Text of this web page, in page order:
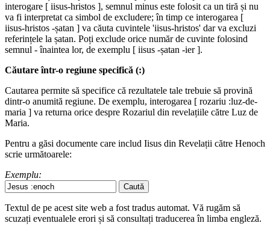
interogare [ iisus-hristos ], semnul minus este folosit ca un tiră și nu
va fi interpretat ca simbol de excludere; în timp ce interogarea [
iisus-hristos -șatan ] va căuta cuvintele 'iisus-hristos' dar va excluzi
referințele la șatan. Poți exclude orice număr de cuvinte folosind
semnul - înaintea lor, de exemplu [ iisus -șatan -ier ].
Căutare într-o regiune specifică (:)
Cautarea permite să specifice că rezultatele tale trebuie să provină
dintr-o anumită regiune. De exemplu, interogarea [ rozariu :luz-de-
maria ] va returna orice despre Rozariul din revelațiile către Luz de
Maria.
Pentru a găsi documente care includ Iisus din Revelații către Henoch
scrie următoarele:
Exemplu:
Textul de pe acest site web a fost tradus automat. Vă rugăm să
scuzați eventualele erori și să consultați traducerea în limba engleză.